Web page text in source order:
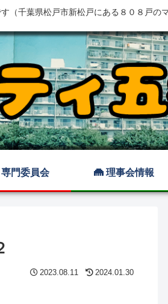
（千葉県松戸市新松戸にある８０８戸のマ
専門委員会 理事会情報
2023.08.11 2024.01.30